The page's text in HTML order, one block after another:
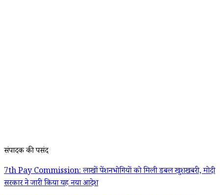
संपादक की पसंद
7th Pay Commission: लाखों पेंशनभोगियों को मिली डबल खुशखबरी, मोदी
सरकार ने जारी किया यह नया आदेश